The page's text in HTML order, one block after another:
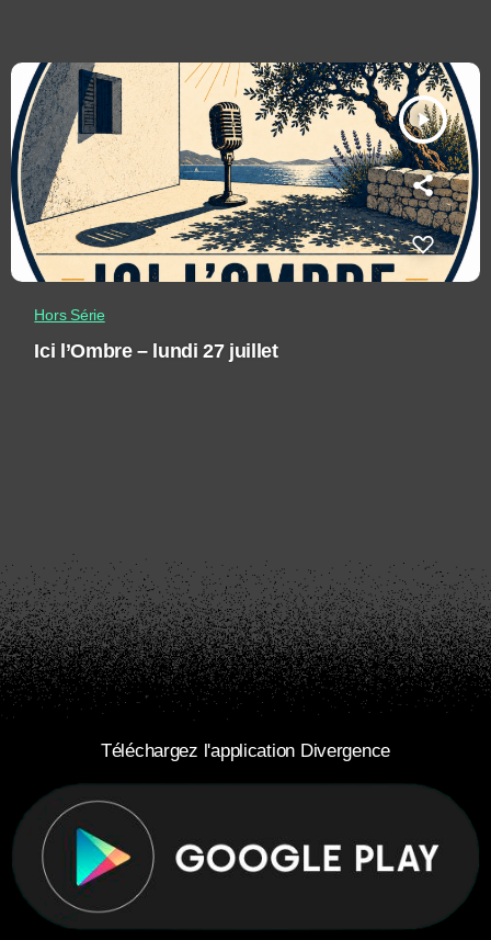
play_arrow
Hors Série
Ici l’Ombre – lundi 27 juillet
Téléchargez l'application Divergence